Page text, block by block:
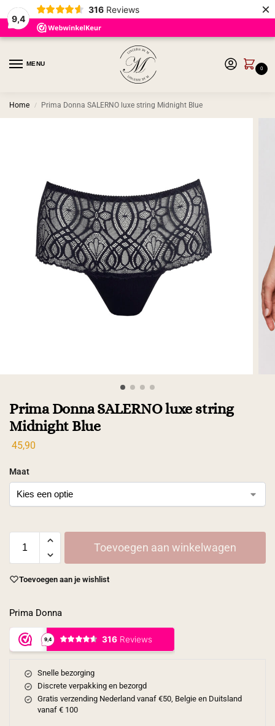
9,4
316 Reviews ×
MENU
0
Home / Prima Donna SALERNO luxe string Midnight Blue
Prima Donna SALERNO luxe string
Midnight Blue
45,90
Maat
Toevoegen aan winkelwagen
Toevoegen aan je wishlist
Prima Donna
Snelle bezorging
Discrete verpakking en bezorgd
Gratis verzending Nederland vanaf €50, Belgie en Duitsland
vanaf € 100